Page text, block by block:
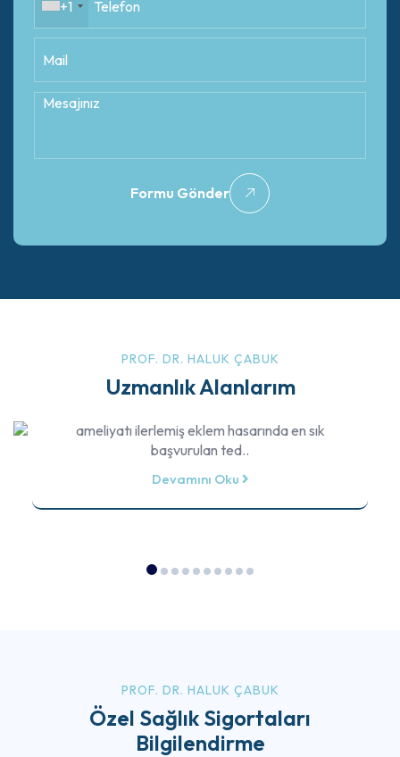
+1
Formu Gönder
PROF. DR. HALUK ÇABUK
Uzmanlık Alanlarım
Robotik Diz Protezi Ameliyatı
ameliyatı ilerlemiş eklem hasarında en sık
başvurulan ted..
Devamını Oku
PROF. DR. HALUK ÇABUK
Özel Sağlık Sigortaları
Bilgilendirme